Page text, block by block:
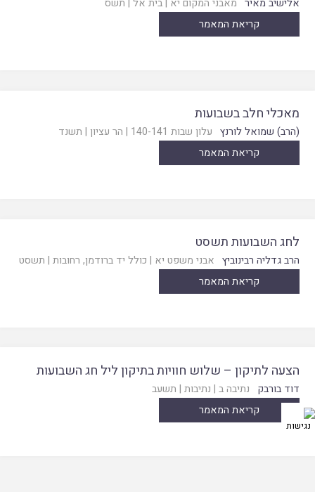
אלישיב מאיר מאבני המקום יא |בית אל | תשס
קריאת המאמר
מאכלי חלב בשבועות
(הרב) שמואל לורנץ עלון שבות 140-141 | הר עציון | תשנד
קריאת המאמר
לחג השבועות תשסט
הרב גדליה רבינוביץ אבני משפט יא | כולל יד ברודמן, רחובות | תשסט
קריאת המאמר
הצעה לתיקון – שלוש חוויות בתיקון ליל חג השבועות
דוד בורבק נתיבה ב | נתיבות | תשעב
קריאת המאמר